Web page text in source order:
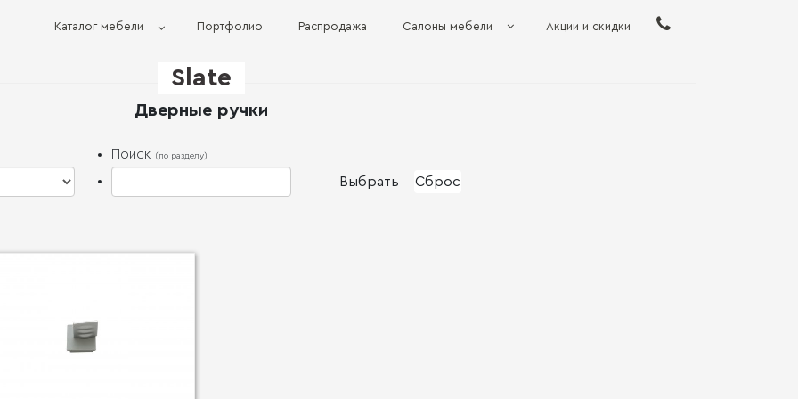
Каталог мебели Портфолио Распродажа Салоны мебели Акции и скидки
Slate
Дверные ручки
Поиск (по разделу)